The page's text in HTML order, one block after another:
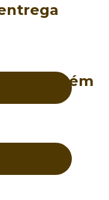
também